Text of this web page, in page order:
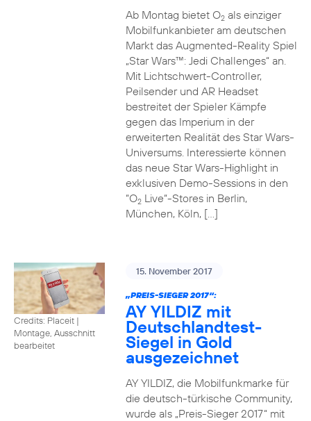
Ab Montag bietet O2als einziger
Mobilfunkanbieter am deutschen
Markt das Augmented-Reality Spiel
„Star Wars™: Jedi Challenges“ an.
Mit Lichtschwert-Controller,
Peilsender und AR Headset
bestreitet der Spieler Kämpfe
gegen das Imperium in der
erweiterten Realität des Star Wars-
Universums. Interessierte können
das neue Star Wars-Highlight in
exklusiven Demo-Sessions in den
“O2Live“-Stores in Berlin,
München, Köln, […]
Credits: Placeit |
Montage, Ausschnitt
bearbeitet
15. November 2017
„PREIS-SIEGER 2017“:
AY YILDIZ mit
Deutschlandtest-
Siegel in Gold
ausgezeichnet
AY YILDIZ, die Mobilfunkmarke für
die deutsch-türkische Community,
wurde als „Preis-Sieger 2017“ mit